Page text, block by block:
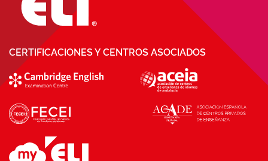
CERTIFICACIONES Y CENTROS ASOCIADOS